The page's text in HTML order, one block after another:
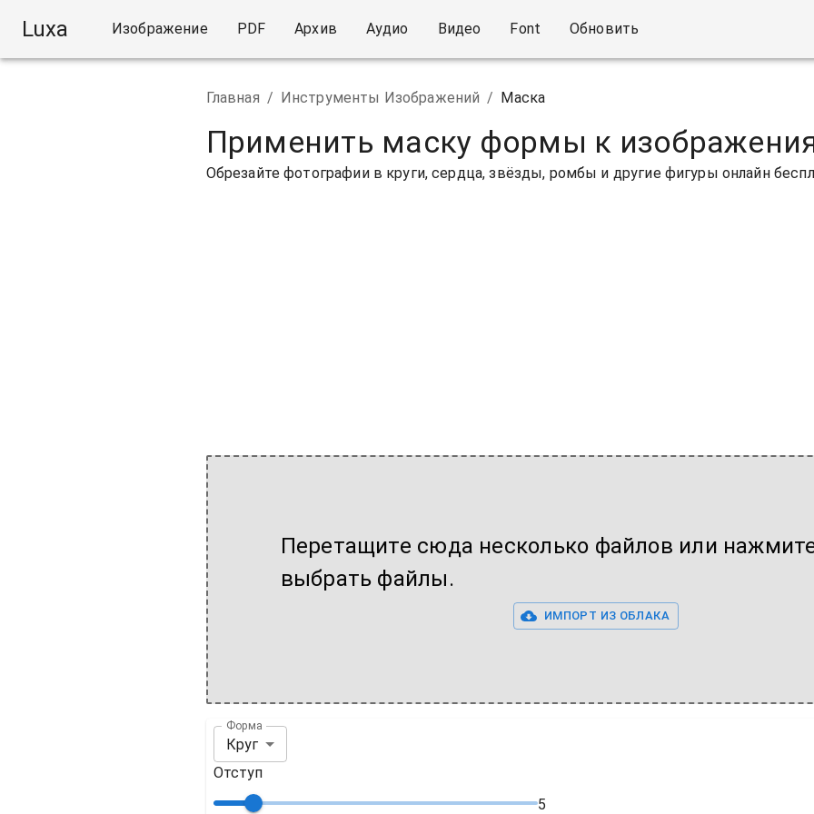
Luxa Изображение PDF Архив Аудио Видео Font Обновить
Главная / Инструменты Изображений / Маска
Применить маску формы к
Обрезайте фотографии в круги, сердца, звёзды, ромбы и другие фигуры онлайн
Перетащите сюда несколько файлов или
выбрать файлы.
ИМПОРТ ИЗ ОБЛАКА
Форма
Круг
Отступ